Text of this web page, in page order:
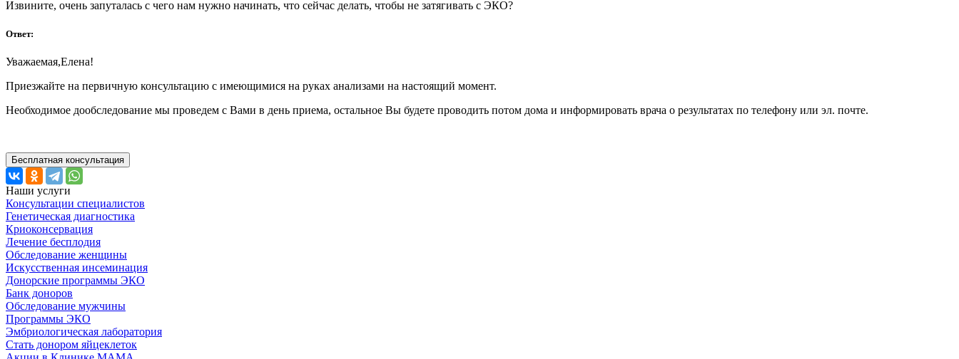
Извините, очень запуталась с чего нам нужно начинать, что сейчас делать, чтобы не затягивать с ЭКО?
Ответ:
Уважаемая,Елена!
Приезжайте на первичную консультацию с имеющимися на руках анализами на настоящий момент.
Необходимое дообследование мы проведем с Вами в день приема, остальное Вы будете проводить потом дома и информировать врача о результатах по телефону или эл. почте.
Бесплатная консультация
Наши услуги
Консультации специалистов
Генетическая диагностика
Криоконсервация
Лечение бесплодия
Обследование женщины
Искусственная инсеминация
Донорские программы ЭКО
Банк доноров
Обследование мужчины
Программы ЭКО
Эмбриологическая лаборатория
Стать донором яйцеклеток